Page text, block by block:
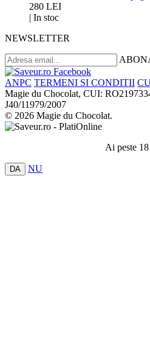
280 LEI
| In stoc
NEWSLETTER
ANPC TERMENI SI CONDITII
Magie du Chocolat, CUI:
J40/11979/2007
© 2026 Magie du Chocolat.
Ai peste
DA NU